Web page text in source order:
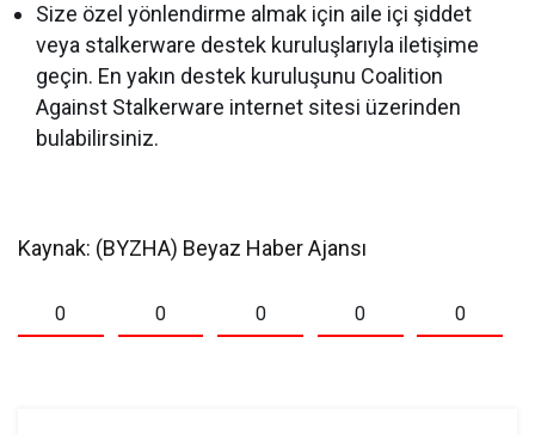
Size özel yönlendirme almak için aile içi şiddet
veya stalkerware destek kuruluşlarıyla iletişime
geçin. En yakın destek kuruluşunu Coalition
Against Stalkerware internet sitesi üzerinden
bulabilirsiniz.
Kaynak: (BYZHA) Beyaz Haber Ajansı
0 0 0 0 0